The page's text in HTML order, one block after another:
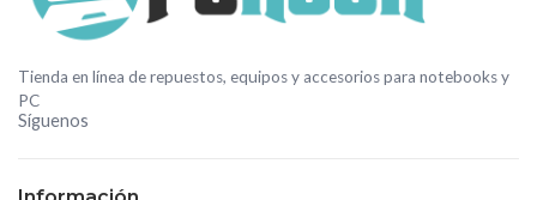
Tienda en línea de repuestos, equipos y accesorios para notebooks y
PC
Síguenos